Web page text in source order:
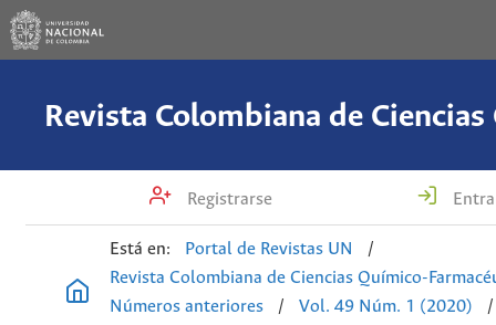
Registrarse
Está en: Portal de Revistas UN
/
Revista Colombiana de Ciencias Químico-
Números anteriores
/ Vol. 49 Núm. 1 (2020)
/